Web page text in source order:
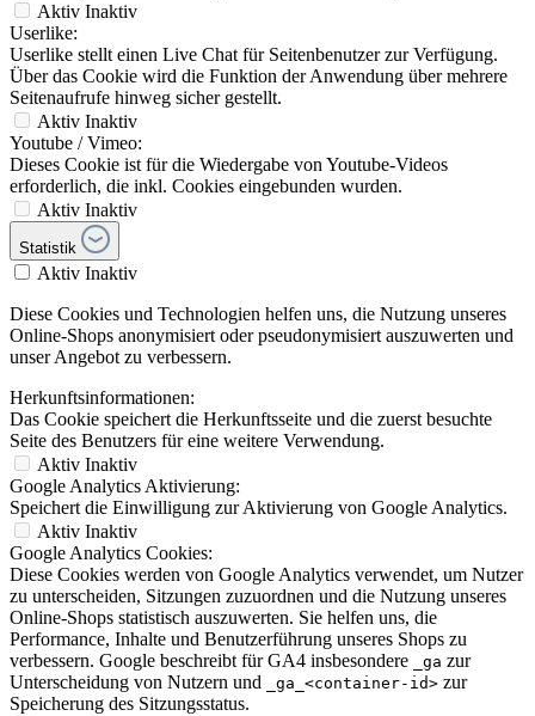
Aktiv Inaktiv
Userlike:
Userlike stellt einen Live Chat für Seitenbenutzer zur Verfügung.
Über das Cookie wird die Funktion der Anwendung über mehrere
Seitenaufrufe hinweg sicher gestellt.
Aktiv Inaktiv
Youtube / Vimeo:
Dieses Cookie ist für die Wiedergabe von Youtube-Videos
erforderlich, die inkl. Cookies eingebunden wurden.
Aktiv Inaktiv
Statistik
Aktiv Inaktiv
Diese Cookies und Technologien helfen uns, die Nutzung unseres
Online-Shops anonymisiert oder pseudonymisiert auszuwerten und
unser Angebot zu verbessern.
Herkunftsinformationen:
Das Cookie speichert die Herkunftsseite und die zuerst besuchte
Seite des Benutzers für eine weitere Verwendung.
Aktiv Inaktiv
Google Analytics Aktivierung:
Speichert die Einwilligung zur Aktivierung von Google Analytics.
Aktiv Inaktiv
Google Analytics Cookies:
Diese Cookies werden von Google Analytics verwendet, um Nutzer
zu unterscheiden, Sitzungen zuzuordnen und die Nutzung unseres
Online-Shops statistisch auszuwerten. Sie helfen uns, die
Performance, Inhalte und Benutzerführung unseres Shops zu
verbessern. Google beschreibt für GA4 insbesondere
_ga zur
Unterscheidung von Nutzern und
_ga_<container-id> zur
Speicherung des Sitzungsstatus.